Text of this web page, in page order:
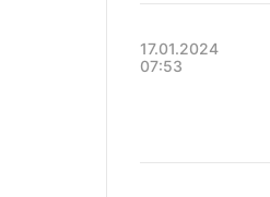
17.01.2024
07:53